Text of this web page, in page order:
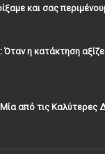
και σας
Όταν η κατάκτηση
από τις Καλύτερες